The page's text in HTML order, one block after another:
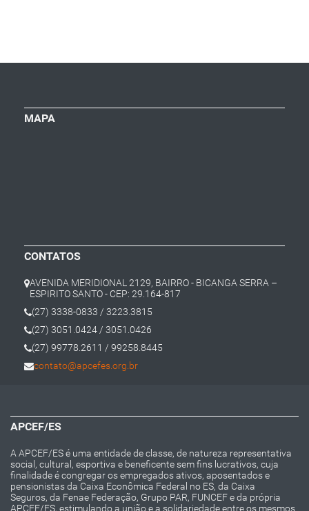
MAPA
CONTATOS
AVENIDA MERIDIONAL 2129, BAIRRO - BICANGA SERRA –
ESPIRITO SANTO - CEP: 29.164-817
(27) 3338-0833 / 3223.3815
(27) 3051.0424 / 3051.0426
(27) 99778.2611 / 99258.8445
contato@apcefes.org.br
APCEF/ES
A APCEF/ES é uma entidade de classe, de natureza representativa
social, cultural, esportiva e beneficente sem fins lucrativos, cuja
finalidade é congregar os empregados ativos, aposentados e
pensionistas da Caixa Econômica Federal no ES, da Caixa
Seguros, da Fenae Federação, Grupo PAR, FUNCEF e da própria
APCEF/ES, estimulando a união e a solidariedade entre os mesmos